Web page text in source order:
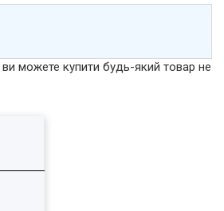
ви можете купити будь-який товар не